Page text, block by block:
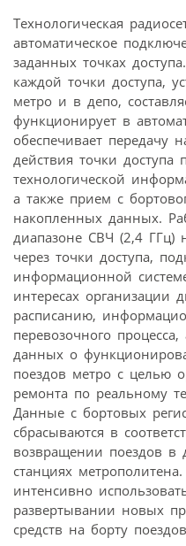
Технологическая
автоматическое
заданных точках
каждой точки доступа,
метро и в депо,
функционирует в
обеспечивает передачу
действия точки доступа
технологической
а также прием с
накопленных данных.
диапазоне СВЧ (2,4 ГГц)
через точки доступа,
информационной
интересах организации
расписанию,
перевозочного
данных о
поездов метро с целью
ремонта по реальному
Данные с бортовых
сбрасываются в
возвращении поездов в
станциях
интенсивно
развертывании новых
средств на борту